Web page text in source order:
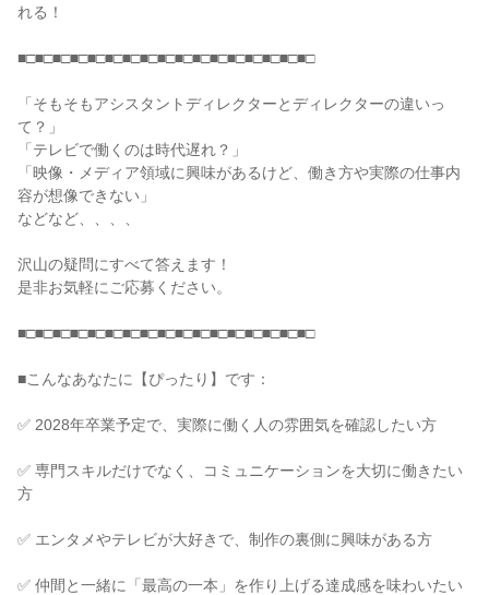
れる！
■□■□■□■□■□■□■□■□■□■□■□■□■□■□■□■□■□
「そもそもアシスタントディレクターとディレクターの違いっ
て？」
「テレビで働くのは時代遅れ？」
「映像・メディア領域に興味があるけど、働き方や実際の仕事内
容が想像できない」
などなど、、、、
沢山の疑問にすべて答えます！
是非お気軽にご応募ください。
■□■□■□■□■□■□■□■□■□■□■□■□■□■□■□■□■□
■こんなあなたに【ぴったり】です：
✅ 2028年卒業予定で、実際に働く人の雰囲気を確認したい方
✅ 専門スキルだけでなく、コミュニケーションを大切に働きたい
方
✅ エンタメやテレビが大好きで、制作の裏側に興味がある方
✅ 仲間と一緒に「最高の一本」を作り上げる達成感を味わいたい